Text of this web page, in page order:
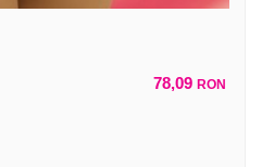
78,09 RON